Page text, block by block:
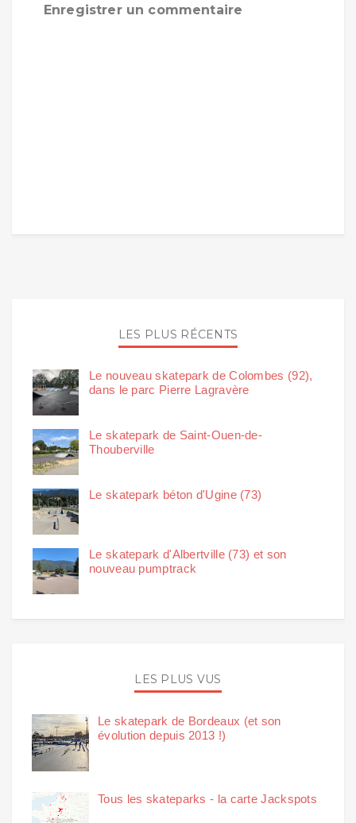
Enregistrer un commentaire
LES PLUS RÉCENTS
Le nouveau skatepark de Colombes (92),
dans le parc Pierre Lagravère
Le skatepark de Saint-Ouen-de-
Thouberville
Le skatepark béton d'Ugine (73)
Le skatepark d'Albertville (73) et son
nouveau pumptrack
LES PLUS VUS
Le skatepark de Bordeaux (et son
évolution depuis 2013 !)
Tous les skateparks - la carte Jackspots